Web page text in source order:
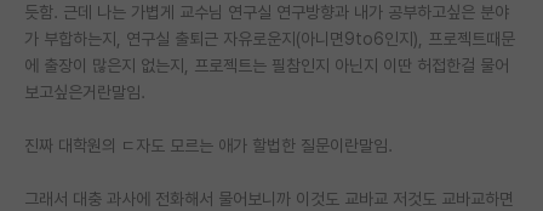
임용 후기 게시판
PI 전용 게시판
듯함. 근데 나는 가볍게 교수님 연구실 연구방향과 내가 공부하고싶은 분야
가 부합하는지, 연구실 출퇴근 자유로운지(아니면9to6인지), 프로젝트때문
에 출장이 많은지 없는지, 프로젝트는 필참인지 아닌지 이딴 허접한걸 물어
보고싶은거란말임.
진짜 대학원의 ㄷ자도 모르는 애가 할법한 질문이란말임.
그래서 대충 과사에 전화해서 물어보니까 이것도 교바교 저것도 교바교하면